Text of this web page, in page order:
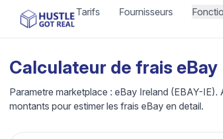
Tarifs Fournisseurs
Calculateur de frais eBay
Parametre marketplace : eBay Ireland (EBAY-
montants pour estimer les frais eBay en detail.